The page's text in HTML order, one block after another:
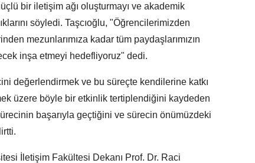
bir iletişim ağı oluşturmayı ve akademik
söyledi. Taşcıoğlu, "Öğrencilerimizden
mezunlarımıza kadar tüm paydaşlarımızın
inşa etmeyi hedefliyoruz" dedi.
değerlendirmek ve bu süreçte kendilerine katkı
üzere böyle bir etkinlik tertiplendiğini kaydeden
başarıyla geçtiğini ve sürecin önümüzdeki
İletişim Fakültesi Dekanı Prof. Dr. Raci